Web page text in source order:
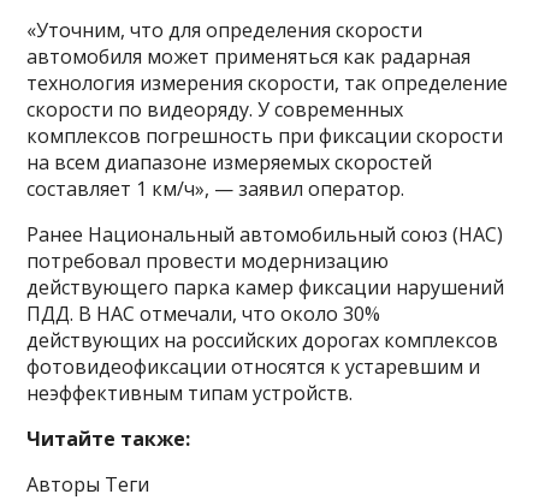
«Уточним, что для определения скорости
автомобиля может применяться как радарная
технология измерения скорости, так определение
скорости по видеоряду. У современных
комплексов погрешность при фиксации скорости
на всем диапазоне измеряемых скоростей
составляет 1 км/ч», — заявил оператор.
Ранее Национальный автомобильный союз (НАС)
потребовал провести модернизацию
действующего парка камер фиксации нарушений
ПДД. В НАС отмечали, что около 30%
действующих на российских дорогах комплексов
фотовидеофиксации относятся к устаревшим и
неэффективным типам устройств.
Читайте также:
Авторы Теги